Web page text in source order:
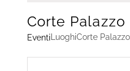
Corte
EventiLuoghiCorte